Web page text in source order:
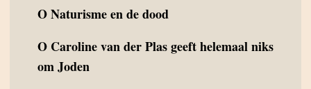
ONaturisme en de dood
O Caroline van der Plas geeft helemaal niks
om Joden